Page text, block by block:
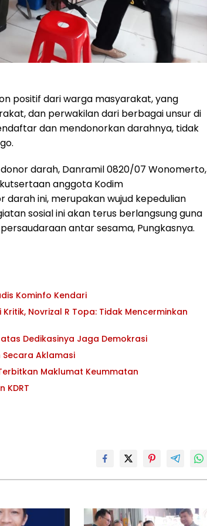
positif dari warga masyarakat, yang
dan perwakilan dari berbagai unsur di
dan mendonorkan darahnya, tidak
darah, Danramil 0820/07 Wonomerto,
anggota Kodim
ini, merupakan wujud kepedulian
sosial ini akan terus berlangsung guna
antar sesama, Pungkasnya.
Kominfo Kendari
Novrizal R Topa: Tidak Mencerminkan
atas Dedikasinya Jaga Demokrasi
Secara Aklamasi
Maklumat Keummatan
KDRT